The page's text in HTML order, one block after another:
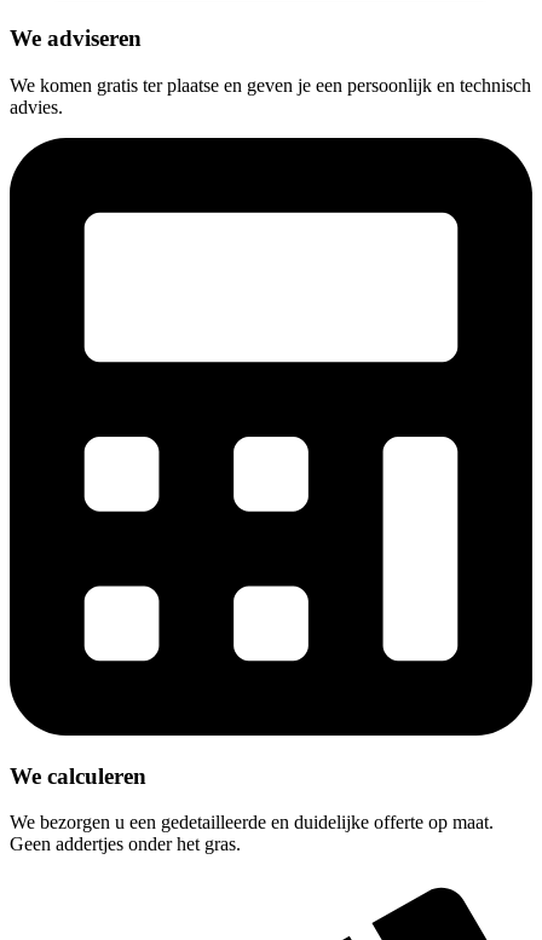
We adviseren
We komen gratis ter plaatse en geven je een persoonlijk en technisch
advies.
We calculeren
We bezorgen u een gedetailleerde en duidelijke offerte op maat.
Geen addertjes onder het gras.